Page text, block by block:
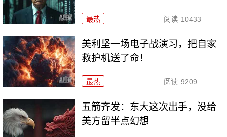
最热 阅读 10433
美利坚一场电子战演习，把自家
救护机送了命！
最热 阅读 9209
五箭齐发：东大这次出手，没给
美方留半点幻想